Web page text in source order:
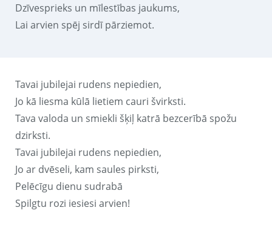
Dzīvesprieks un mīlestības jaukums,
Lai arvien spēj sirdī pārziemot.
Tavai jubilejai rudens nepiedien,
Jo kā liesma kūlā lietiem cauri švirksti.
Tava valoda un smiekli šķiļ katrā bezcerībā spožu
dzirksti.
Tavai jubilejai rudens nepiedien,
Jo ar dvēseli, kam saules pirksti,
Pelēcīgu dienu sudrabā
Spilgtu rozi iesiesi arvien!